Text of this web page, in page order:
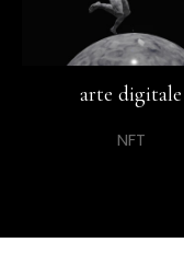
arte digitale
NFT